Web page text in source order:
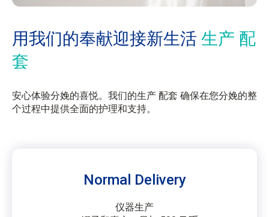
用我们的奉献迎接新生活 生产 配
套
安心体验分娩的喜悦。我们的生产 配套 确保在您分娩的整
个过程中提供全面的护理和支持。
Normal Delivery
仪器生产